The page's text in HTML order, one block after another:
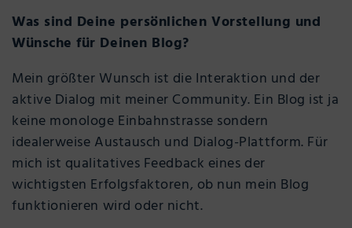
Was sind Deine persönlichen Vorstellung und
Wünsche für Deinen Blog?
Mein größter Wunsch ist die Interaktion und der
aktive Dialog mit meiner Community. Ein Blog ist ja
keine monologe Einbahnstrasse sondern
idealerweise Austausch und Dialog-Plattform. Für
mich ist qualitatives Feedback eines der
wichtigsten Erfolgsfaktoren, ob nun mein Blog
funktionieren wird oder nicht.